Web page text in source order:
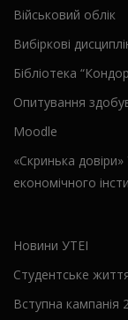
Військовий облік
Вибіркові
Бібліотека
Опитування
Moodle
«Скринька
економічного
Новини УТЕІ
Студентське
Вступна кампанія